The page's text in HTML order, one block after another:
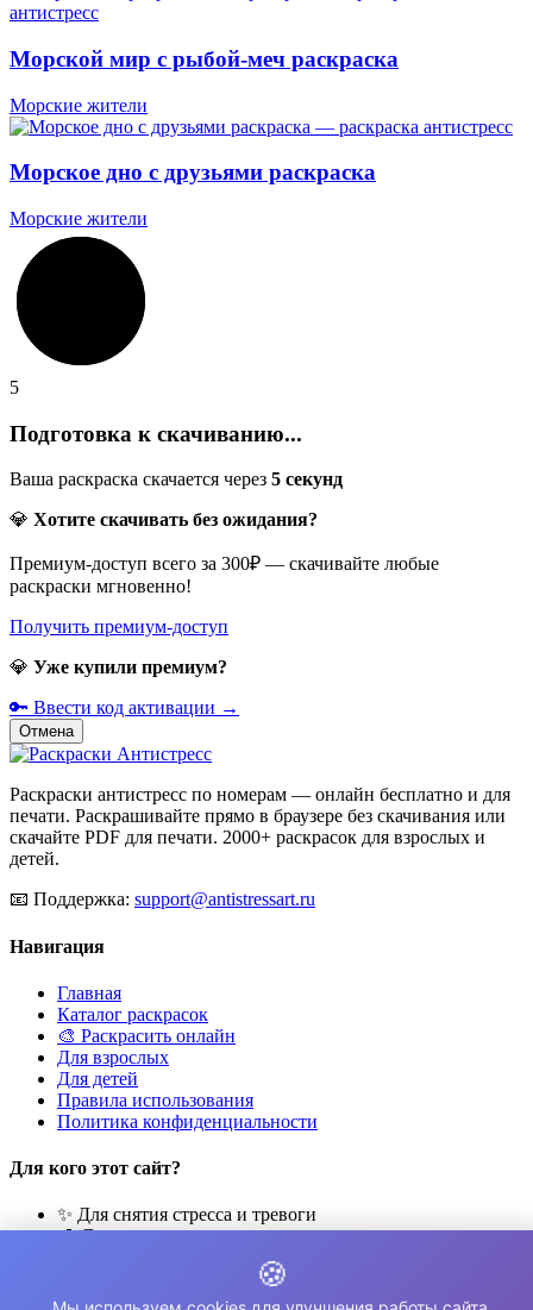
Морской мир с рыбой-меч раскраска
Морские жители
Морское дно с друзьями раскраска
Морские жители
5
Подготовка к скачиванию...
Ваша раскраска скачается через 5 секунд
💎 Хотите скачивать без ожидания?
Премиум-доступ всего за 300₽ — скачивайте любые
раскраски мгновенно!
Получить премиум-доступ
💎 Уже купили премиум?
🔑 Ввести код активации →
Отмена
Раскраски антистресс по номерам — онлайн бесплатно и для
печати. Раскрашивайте прямо в браузере без скачивания или
скачайте PDF для печати. 2000+ раскрасок для взрослых и
детей.
📧 Поддержка: support@antistressart.ru
Навигация
Главная
Каталог раскрасок
🎨 Раскрасить онлайн
Для взрослых
Для детей
Правила использования
Политика конфиденциальности
Для кого этот сайт?
✨ Для снятия стресса и тревоги
🎨 Для развития креативности
🧘 Для медитации и расслабления
👨‍👩‍👧‍👦 Для семейного досуга
🍪